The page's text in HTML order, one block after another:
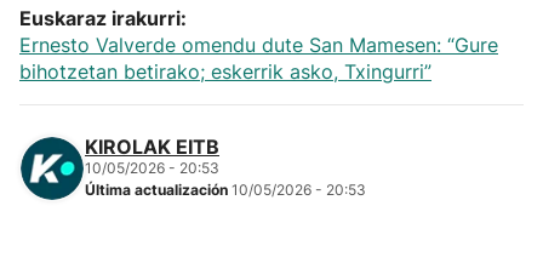
Atletismo
Más deportes
Euskaraz irakurri:
Ernesto Valverde omendu dute San Mamesen: “Gure
bihotzetan betirako; eskerrik asko, Txingurri”
KIROLAK EITB
10/05/2026 - 20:53
Última actualización 10/05/2026 - 20:53